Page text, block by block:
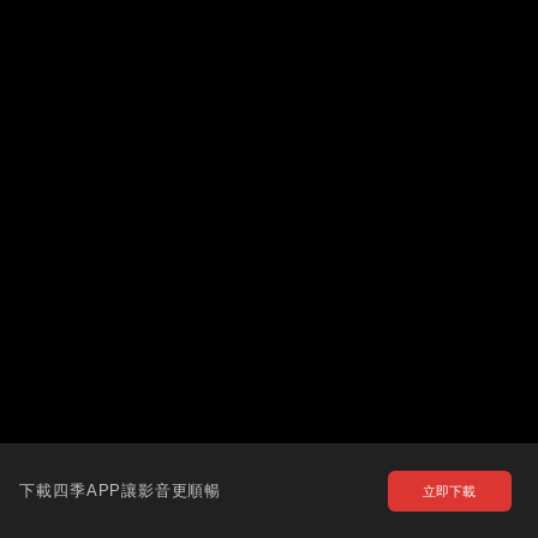
下載四季APP讓影音更順暢 立即下載